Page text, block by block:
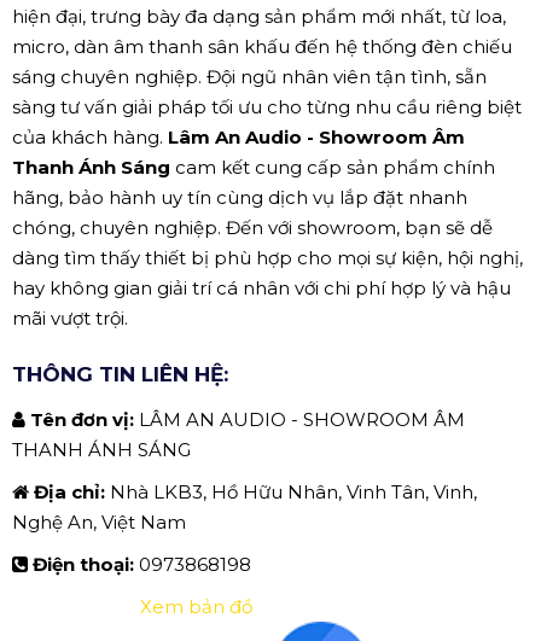
hiện đại, trưng bày đa dạng sản phẩm mới nhất, từ loa,
micro, dàn âm thanh sân khấu đến hệ thống đèn chiếu
sáng chuyên nghiệp. Đội ngũ nhân viên tận tình, sẵn
sàng tư vấn giải pháp tối ưu cho từng nhu cầu riêng biệt
của khách hàng. Lâm An Audio - Showroom Âm
Thanh Ánh Sáng cam kết cung cấp sản phẩm chính
hãng, bảo hành uy tín cùng dịch vụ lắp đặt nhanh
chóng, chuyên nghiệp. Đến với showroom, bạn sẽ dễ
dàng tìm thấy thiết bị phù hợp cho mọi sự kiện, hội nghị,
hay không gian giải trí cá nhân với chi phí hợp lý và hậu
mãi vượt trội.
THÔNG TIN LIÊN HỆ:
Tên đơn vị: LÂM AN AUDIO - SHOWROOM ÂM
THANH ÁNH SÁNG
Địa chỉ: Nhà LKB3, Hồ Hữu Nhân, Vinh Tân, Vinh,
Nghệ An, Việt Nam
Điện thoại: 0973868198
Xem bản đồ